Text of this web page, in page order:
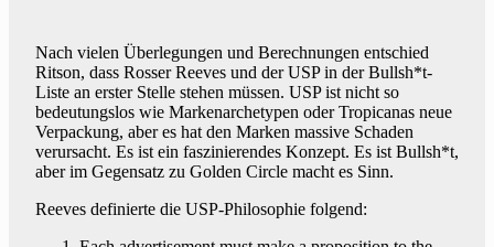
Nach vielen Überlegungen und Berechnungen entschied
Ritson, dass Rosser Reeves und der USP in der Bullsh*t-
Liste an erster Stelle stehen müssen. USP ist nicht so
bedeutungslos wie Markenarchetypen oder Tropicanas neue
Verpackung, aber es hat den Marken massive Schaden
verursacht. Es ist ein faszinierendes Konzept. Es ist Bullsh*t,
aber im Gegensatz zu Golden Circle macht es Sinn.
Reeves definierte die USP-Philosophie folgend: